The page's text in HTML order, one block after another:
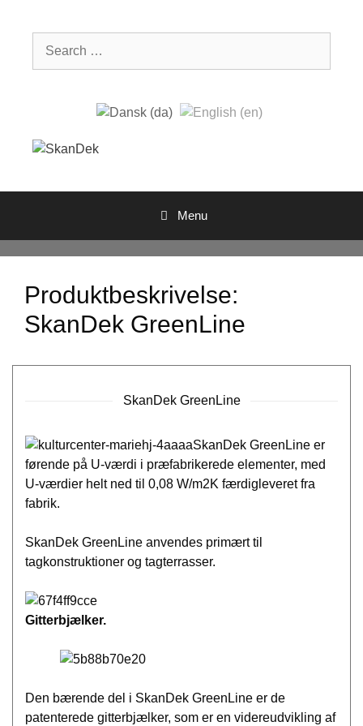
Menu
Produktbeskrivelse:
SkanDek GreenLine
SkanDek GreenLine
SkanDek GreenLine er
førende på U-værdi i præfabrikerede elementer, med
U-værdier helt ned til 0,08 W/m2K færdigleveret fra
fabrik.
SkanDek GreenLine anvendes primært til
tagkonstruktioner og tagterrasser.
Gitterbjælker.
Den bærende del i SkanDek GreenLine er de
patenterede gitterbjælker, som er en videreudvikling af